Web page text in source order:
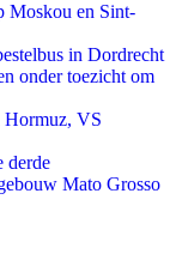
Moskou en Sint-
in Dordrecht
onder toezicht om
Hormuz, VS
derde
Mato Grosso